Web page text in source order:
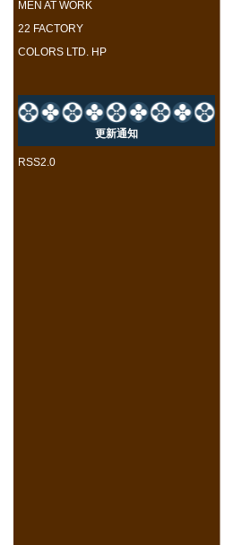
MEN AT WORK
22 FACTORY
COLORS LTD. HP
更新通知
RSS2.0